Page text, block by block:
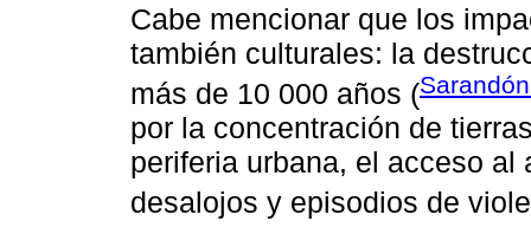
Cabe mencionar que los
también culturales: la
más de 10 000 años (
por la concentración de
periferia urbana, el acceso
desalojos y episodios de